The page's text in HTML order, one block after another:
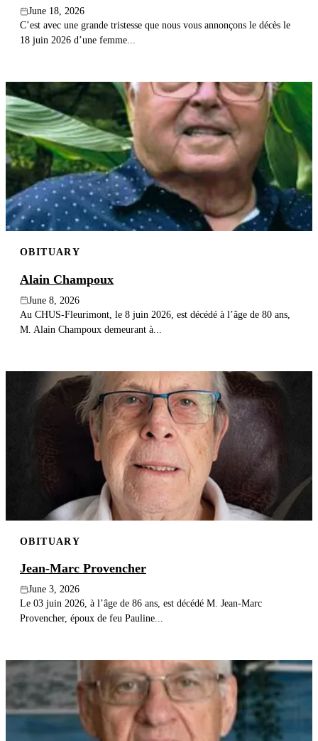
June 18, 2026
C’est avec une grande tristesse que nous vous annonçons le décès le
18 juin 2026 d’une femme...
OBITUARY
Alain Champoux
June 8, 2026
Au CHUS-Fleurimont, le 8 juin 2026, est décédé à l’âge de 80 ans,
M. Alain Champoux demeurant à...
OBITUARY
Jean-Marc Provencher
June 3, 2026
Le 03 juin 2026, à l’âge de 86 ans, est décédé M. Jean-Marc
Provencher, époux de feu Pauline...